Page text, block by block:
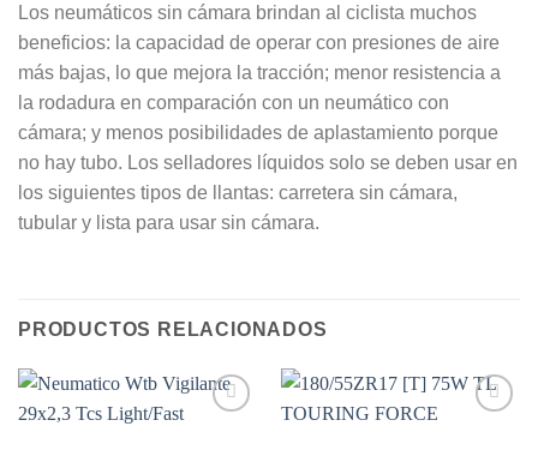
Los neumáticos sin cámara brindan al ciclista muchos
beneficios: la capacidad de operar con presiones de aire
más bajas, lo que mejora la tracción; menor resistencia a
la rodadura en comparación con un neumático con
cámara; y menos posibilidades de aplastamiento porque
no hay tubo. Los selladores líquidos solo se deben usar en
los siguientes tipos de llantas: carretera sin cámara,
tubular y lista para usar sin cámara.
PRODUCTOS RELACIONADOS